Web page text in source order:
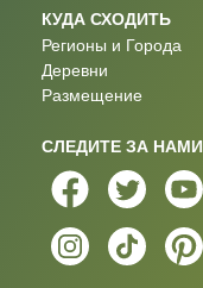
КУДА СХОДИТЬ
Регионы и Города
Деревни
Размещение
СЛЕДИТЕ ЗА НАМИ